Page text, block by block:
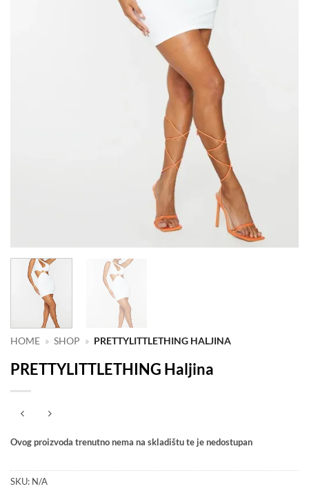
HOME » SHOP » PRETTYLITTLETHING HALJINA
PRETTYLITTLETHING Haljina
Ovog proizvoda trenutno nema na skladištu te je nedostupan
SKU: N/A